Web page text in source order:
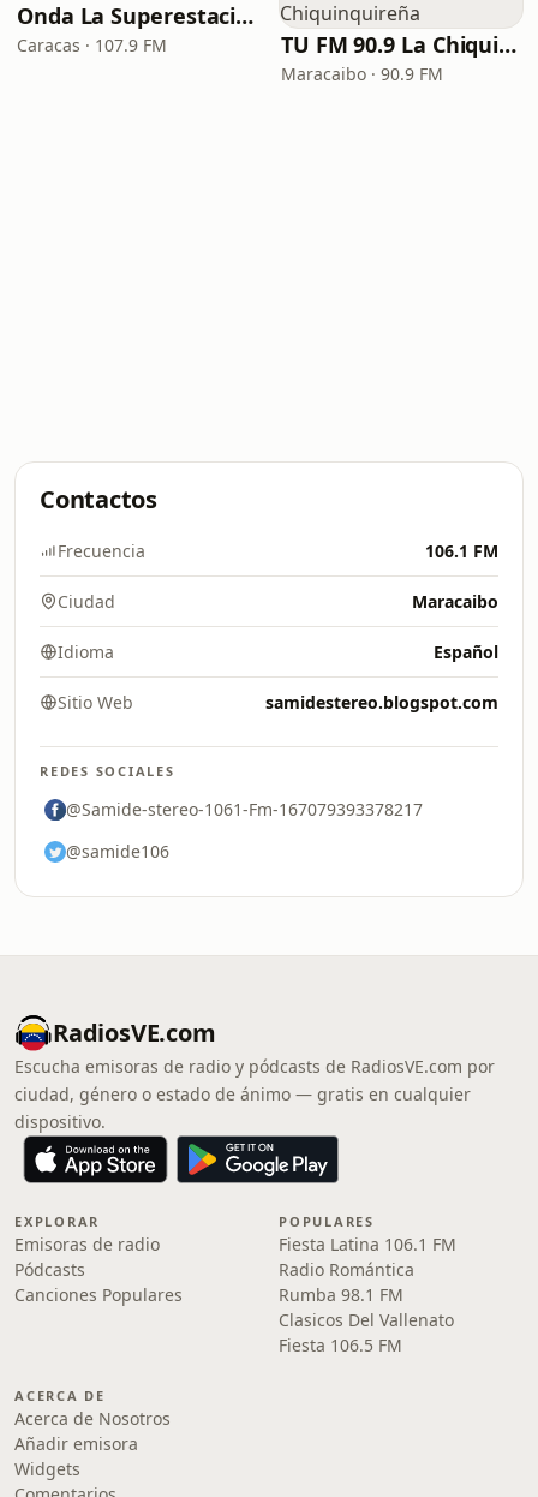
Onda La Superestación
Caracas · 107.9 FM TU FM 90.9 La Chiquinquireña
Maracaibo · 90.9 FM
Contactos
Frecuencia 106.1 FM
Ciudad Maracaibo
Idioma Español
Sitio Web samidestereo.blogspot.com
REDES SOCIALES
@Samide-stereo-1061-Fm-167079393378217
@samide106
RadiosVE.com
Escucha emisoras de radio y pódcasts de RadiosVE.com por
ciudad, género o estado de ánimo — gratis en cualquier
dispositivo.
EXPLORAR
Emisoras de radio
Pódcasts
Canciones Populares
POPULARES
Fiesta Latina 106.1 FM
Radio Romántica
Rumba 98.1 FM
Clasicos Del Vallenato
Fiesta 106.5 FM
ACERCA DE
Acerca de Nosotros
Añadir emisora
Widgets